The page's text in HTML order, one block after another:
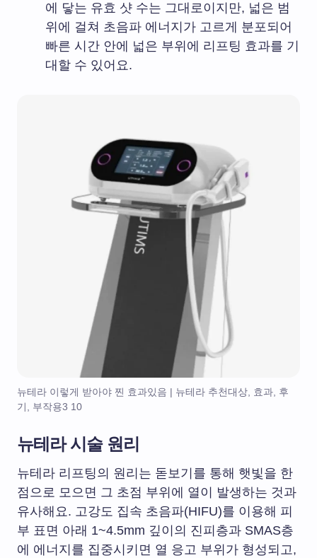
에 닿는 유효 샷 수는 그대로이지만, 넓은 범
위에 걸쳐 초음파 에너지가 고르게 분포되어
빠른 시간 안에 넓은 부위에 리프팅 효과를 기
대할 수 있어요.
뉴테라 이렇게 받아야 찐 효과있음 | 뉴테라 추천대상, 효과, 후
기, 부작용3 10
뉴테라 시술 원리
뉴테라 리프팅의 원리는 돋보기를 통해 햇빛을 한
점으로 모으면 그 초점 부위에 열이 발생하는 것과
유사해요. 고강도 집속 초음파(HIFU)를 이용해 피
부 표면 아래 1~4.5mm 깊이의 진피층과 SMAS층
에 에너지를 집중시키면 열 응고 부위가 형성되고,